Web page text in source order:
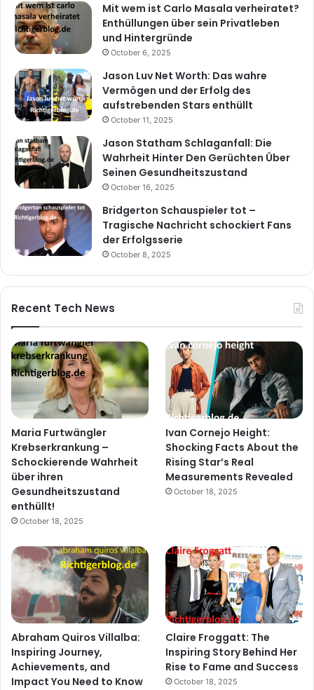
Mit wem ist Carlo Masala verheiratet?
Enthüllungen über sein Privatleben
und Hintergründe
October 6, 2025
Jason Luv Net Worth: Das wahre
Vermögen und der Erfolg des
aufstrebenden Stars enthüllt
October 11, 2025
Jason Statham Schlaganfall: Die
Wahrheit Hinter Den Gerüchten Über
Seinen Gesundheitszustand
October 16, 2025
Bridgerton Schauspieler tot –
Tragische Nachricht schockiert Fans
der Erfolgsserie
October 8, 2025
Recent Tech News
Maria Furtwängler
Krebserkrankung –
Schockierende Wahrheit
über ihren
Gesundheitszustand
enthüllt!
October 18, 2025
Ivan Cornejo Height:
Shocking Facts About the
Rising Star’s Real
Measurements Revealed
October 18, 2025
Abraham Quiros Villalba:
Inspiring Journey,
Achievements, and
Impact You Need to Know
Claire Froggatt: The
Inspiring Story Behind Her
Rise to Fame and Success
October 18, 2025